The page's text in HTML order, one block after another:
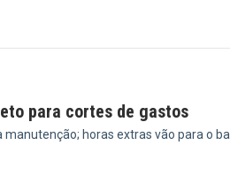
para cortes de gastos
manutenção; horas extras vão para o